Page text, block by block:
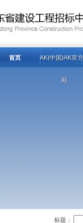
首页 AK(中国)AK官
站
标题：